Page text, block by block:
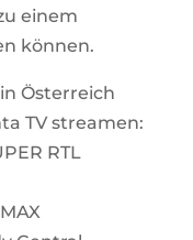
einem
können.
Österreich
TV streamen:
RTL